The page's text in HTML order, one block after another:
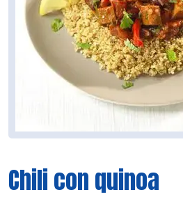
Chili con quinoa